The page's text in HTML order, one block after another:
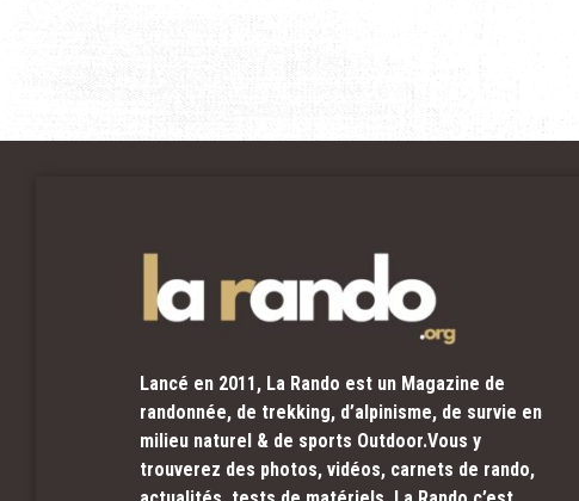
Lancé en 2011, La Rando est un Magazine de
randonnée, de trekking, d’alpinisme, de survie en
milieu naturel & de sports Outdoor.Vous y
trouverez des photos, vidéos, carnets de rando,